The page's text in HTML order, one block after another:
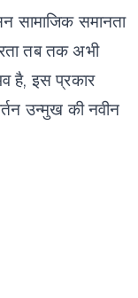
सामाजिक समानता
तब तक अभी
है,इस प्रकार
उन्मुख की नवीन